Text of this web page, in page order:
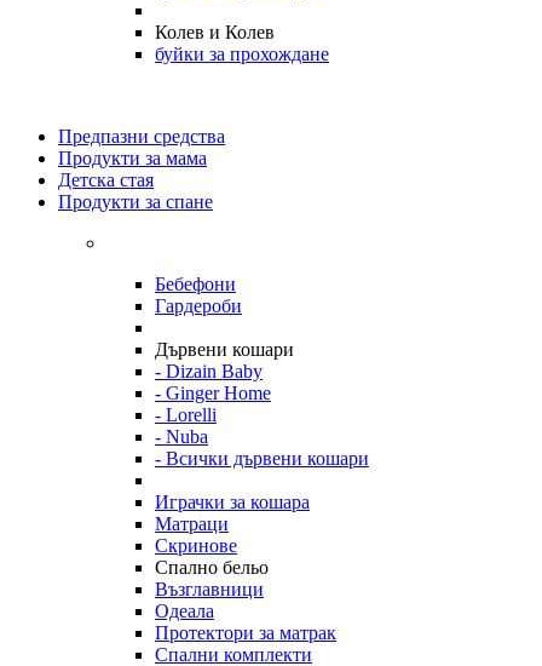
Колев и Колев
буйки за прохождане
Предпазни средства
Продукти за мама
Детска стая
Продукти за спане
Бебефони
Гардероби
Дървени кошари
- Dizain Baby
- Ginger Home
- Lorelli
- Nuba
- Всички дървени кошари
Играчки за кошара
Матраци
Скринове
Спално бельо
Възглавници
Одеала
Протектори за матрак
Спални комплекти